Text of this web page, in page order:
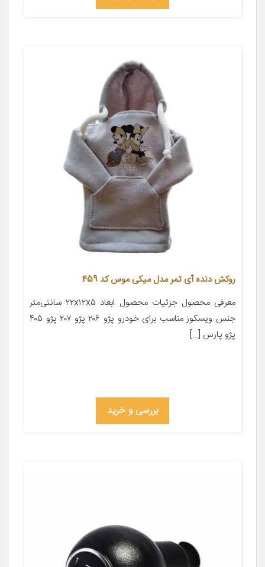
روکش دنده آی تمر مدل میکی موس کد 459
معرفی محصول جزئیات محصول ابعاد ۲۲x۱۲x۵ سانتی‌متر
جنس ویسکوز مناسب برای خودرو پژو ۲۰۶ پژو ۲۰۷ پژو ۴۰۵
پژو پارس […]
بررسی و خرید